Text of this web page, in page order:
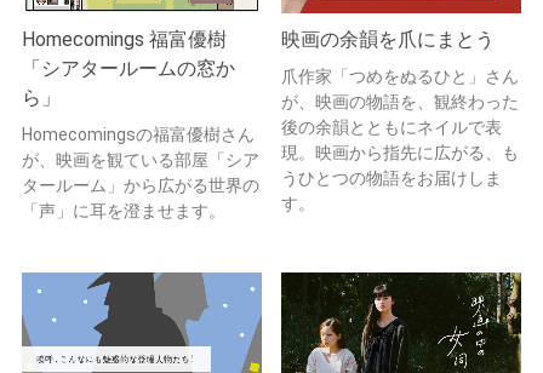
Homecomings 福富優樹
「シアタールームの窓か
ら」
Homecomingsの福富優樹さん
が、映画を観ている部屋「シア
タールーム」から広がる世界の
「声」に耳を澄ませます。
映画の余韻を爪にまとう
爪作家「つめをぬるひと」さん
が、映画の物語を、観終わった
後の余韻とともにネイルで表
現。映画から指先に広がる、も
うひとつの物語をお届けしま
す。